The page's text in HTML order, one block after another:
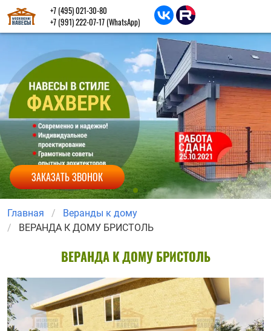
ЗАКАЗАТЬ ЗВОНОК
+7 (495) 021-30-80
+7 (991) 222-07-17 (WhatsApp)
Главная
Веранды к дому
ВЕРАНДА К ДОМУ БРИСТОЛЬ
ВЕРАНДА К ДОМУ БРИСТОЛЬ